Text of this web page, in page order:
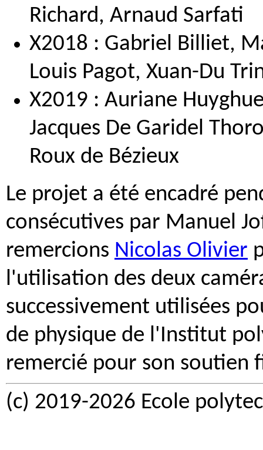
Richard, Arnaud Sarfati
X2018 : Gabriel Billiet,
Louis Pagot, Xuan-Du
X2019 : Auriane
Jacques De Garidel
Roux de Bézieux
Le projet a été encadré
consécutives par Manuel
remercions Nicolas Olivier
l'utilisation des deux
successivement utilisées
de physique de l'Institut
remercié pour son soutien
(c) 2019-2026 Ecole